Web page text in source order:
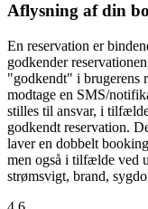
Aflysning af din
En reservation er
godkender
"godkendt" i brugerens
modtage en SMS/
stilles til ansvar, i
godkendt reservation.
laver en dobbelt
men også i tilfælde ved
strømsvigt, brand,